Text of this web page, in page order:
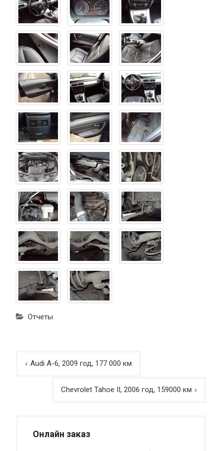
Отчеты
Навигация
Audi A-6, 2009 год, 177 000 км
Chevrolet Tahoe II, 2006 год, 159000 км
Онлайн заказ